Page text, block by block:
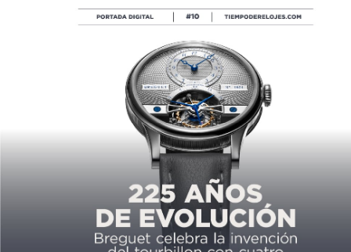
Tiempo De Relojes
Tiempo de Relojes, de Ediciones
Tourbillon, es la plataforma de
comunicación de referencia en
alta relojería en español. Fundada
por Carlos Alonso, Tiempo de
Relojes nació como revista en
1996 y celebra su 30 aniversario
en el 2026.